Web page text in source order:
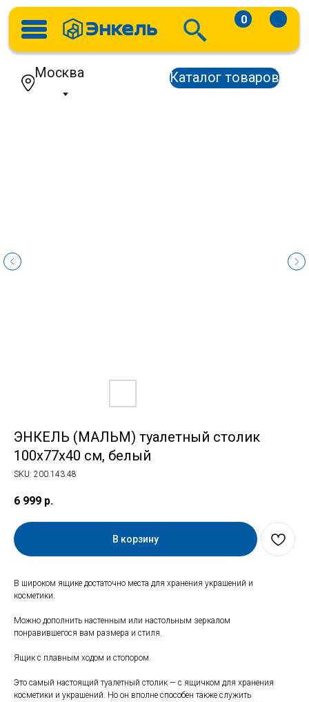
Каталог товаров
Москва
ЭНКЕЛЬ (МАЛЬМ) туалетный столик
100х77х40 см, белый
SKU: 200.143.48
6 999 р.
В корзину
В широком ящике достаточно места для хранения украшений и
косметики.
Можно дополнить настенным или настольным зеркалом
понравившегося вам размера и стиля.
Ящик с плавным ходом и стопором.
Это самый настоящий туалетный столик — с ящичком для хранения
косметики и украшений. Но он вполне способен также служить
+7 (903) 969-57-59